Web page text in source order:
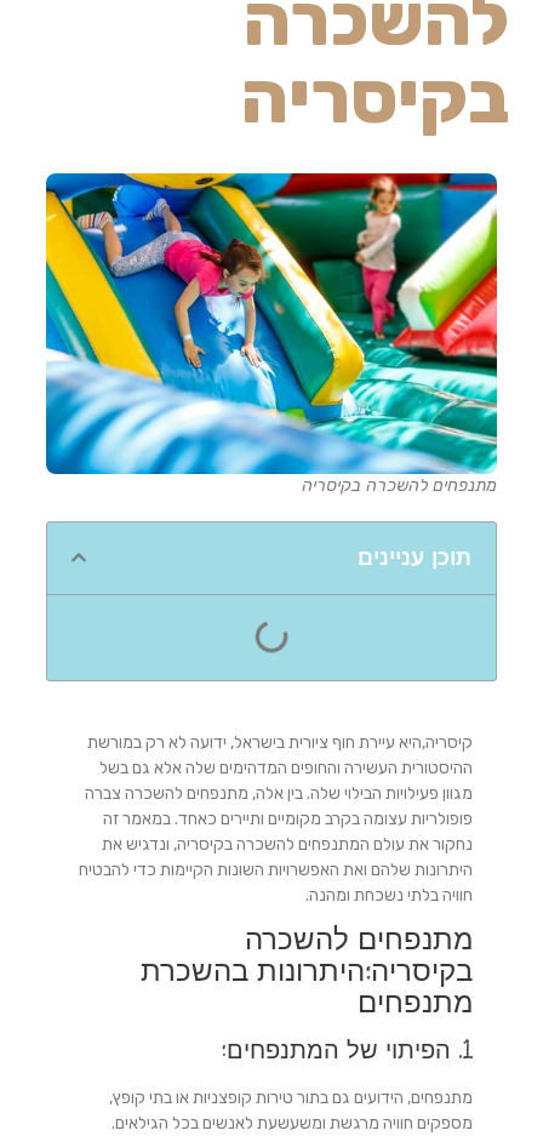
להשכרה
בקיסריה
מתנפחים להשכרה בקיסריה
תוכן עניינים
קיסריה,היא עיירת חוף ציורית בישראל, ידועה לא רק במורשת
ההיסטורית העשירה והחופים המדהימים שלה אלא גם בשל
מגוון פעילויות הבילוי שלה. בין אלה, מתנפחים להשכרה צברה
פופולריות עצומה בקרב מקומיים ותיירים כאחד. במאמר זה
נחקור את עולם המתנפחים להשכרה בקיסריה, ונדגיש את
היתרונות שלהם ואת האפשרויות השונות הקיימות כדי להבטיח
חוויה בלתי נשכחת ומהנה.
מתנפחים להשכרה
בקיסריה:היתרונות בהשכרת
מתנפחים
1. הפיתוי של המתנפחים:
מתנפחים, הידועים גם בתור טירות קופצניות או בתי קופץ,
מספקים חוויה מרגשת ומשעשעת לאנשים בכל הגילאים.